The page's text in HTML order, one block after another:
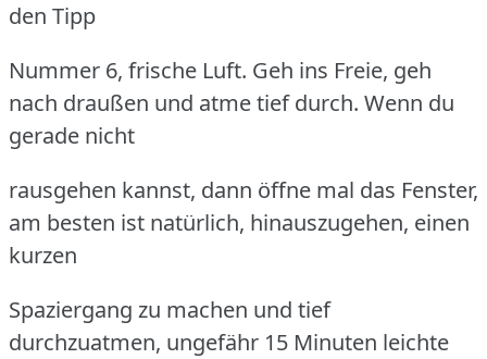
den Tipp
Nummer 6, frische Luft. Geh ins Freie, geh
nach draußen und atme tief durch. Wenn du
gerade nicht
rausgehen kannst, dann öffne mal das Fenster,
am besten ist natürlich, hinauszugehen, einen
kurzen
Spaziergang zu machen und tief
durchzuatmen, ungefähr 15 Minuten leichte